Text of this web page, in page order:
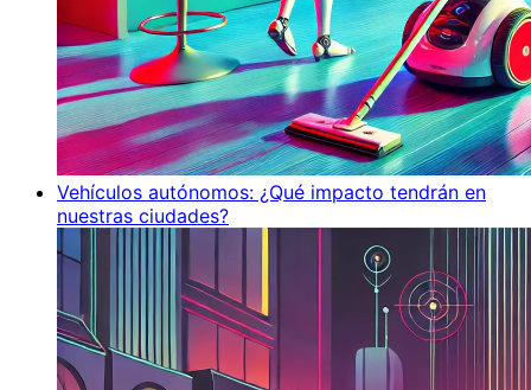
Vehículos autónomos: ¿Qué impacto tendrán en
nuestras ciudades?